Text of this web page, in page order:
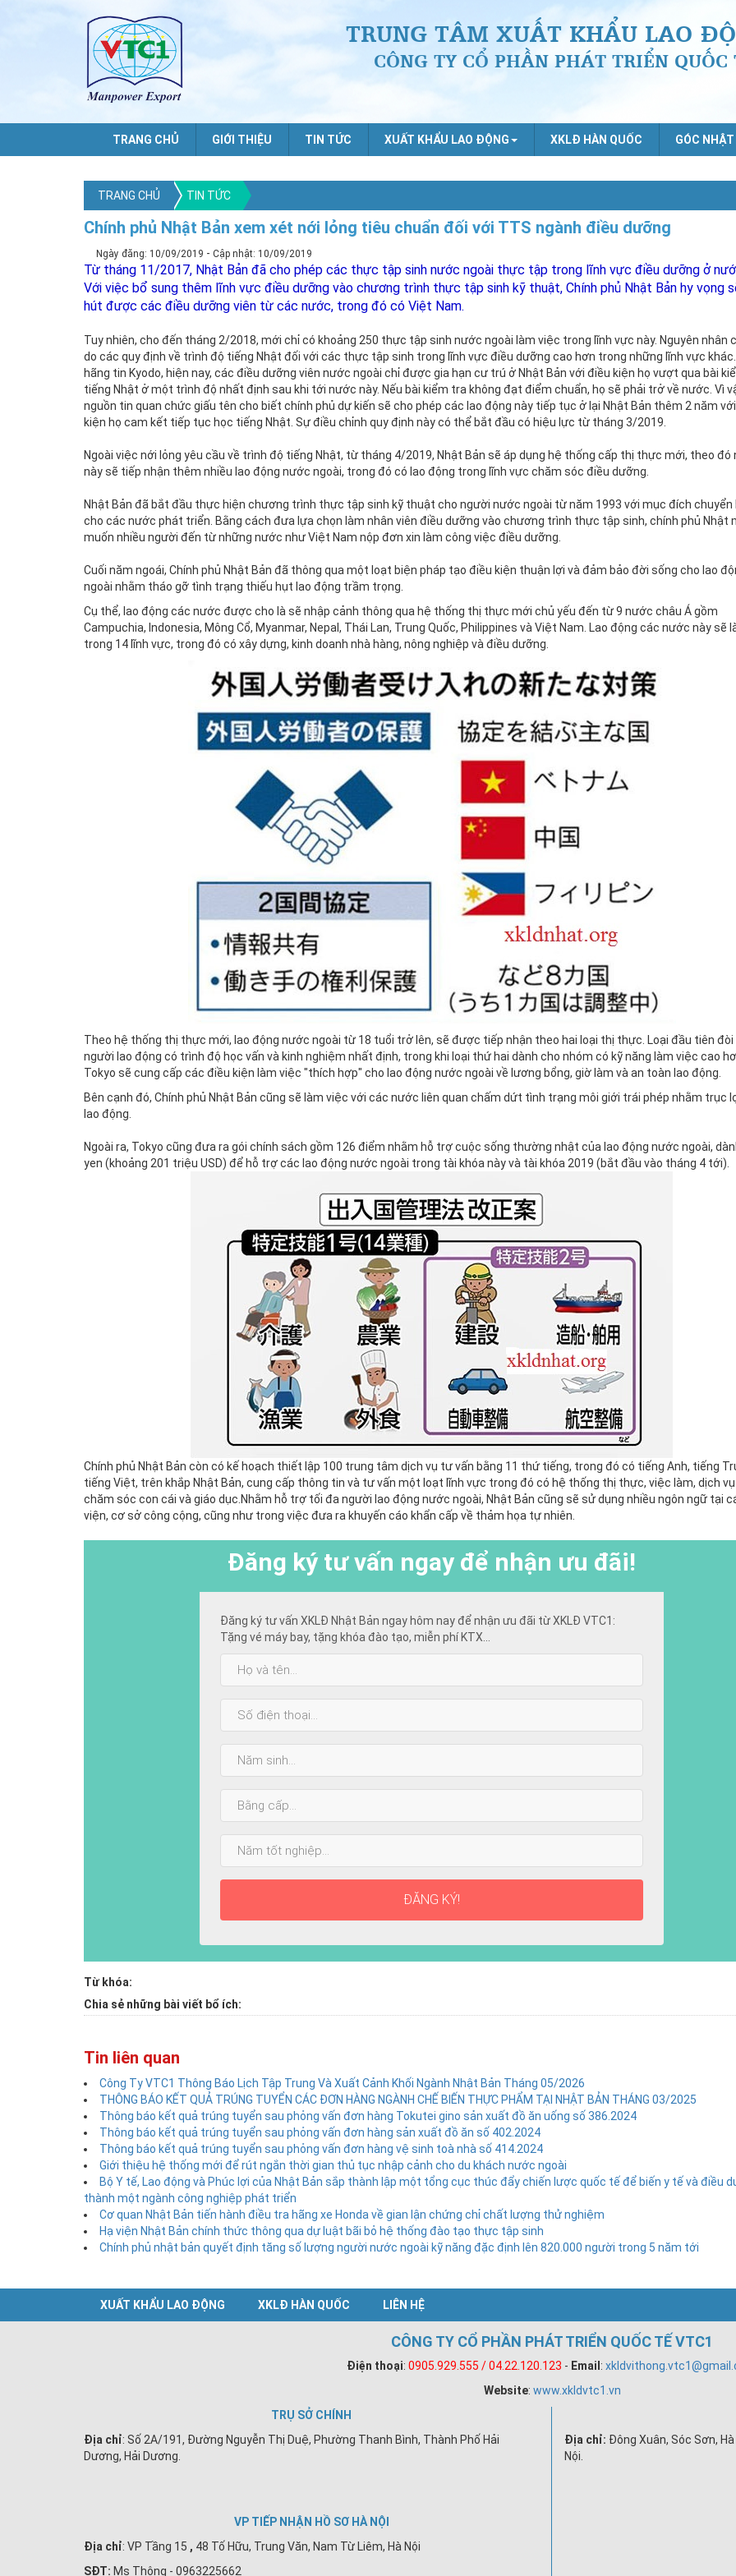
TRUNG TÂM XUẤT KHẨU LAO
CÔNG TY CỔ PHẦN PHÁT TRIỂN QUỐC
TRANG CHỦ GIỚI THIỆU TIN TỨC XUẤT KHẨU LAO ĐỘNG XKLĐ HÀN QUỐC GÓC NHẬT
TRANG CHỦ TIN TỨC
Chính phủ Nhật Bản xem xét nới lỏng tiêu chuẩn đối với TTS ngành điều dưỡng
Ngày đăng: 10/09/2019 - Cập nhật: 10/09/2019
Từ tháng 11/2017, Nhật Bản đã cho phép các thực tập sinh nước ngoài thực tập trong lĩnh vực điều dưỡng ở
Với việc bổ sung thêm lĩnh vực điều dưỡng vào chương trình thực tập sinh kỹ thuật, Chính phủ Nhật Bản hy vọng
hút được các điều dưỡng viên từ các nước, trong đó có Việt Nam.
Tuy nhiên, cho đến tháng 2/2018, mới chỉ có khoảng 250 thực tập sinh nước ngoài làm việc trong lĩnh vực này. Nguyên nhân
do các quy định về trình độ tiếng Nhật đối với các thực tập sinh trong lĩnh vực điều dưỡng cao hơn trong những lĩnh vực
hãng tin Kyodo, hiện nay, các điều dưỡng viên nước ngoài chỉ được gia hạn cư trú ở Nhật Bản với điều kiện họ vượt qua bài
tiếng Nhật ở một trình độ nhất định sau khi tới nước này. Nếu bài kiểm tra không đạt điểm chuẩn, họ sẽ phải trở về nước. Vì
nguồn tin quan chức giấu tên cho biết chính phủ dự kiến sẽ cho phép các lao động này tiếp tục ở lại Nhật Bản thêm 2 năm
kiện họ cam kết tiếp tục học tiếng Nhật. Sự điều chỉnh quy định này có thể bắt đầu có hiệu lực từ tháng 3/2019.
Ngoài việc nới lỏng yêu cầu về trình độ tiếng Nhật, từ tháng 4/2019, Nhật Bản sẽ áp dụng hệ thống cấp thị thực mới, theo đó
này sẽ tiếp nhận thêm nhiều lao động nước ngoài, trong đó có lao động trong lĩnh vực chăm sóc điều dưỡng.
Nhật Bản đã bắt đầu thực hiện chương trình thực tập sinh kỹ thuật cho người nước ngoài từ năm 1993 với mục đích chuyển
cho các nước phát triển. Bằng cách đưa lựa chọn làm nhân viên điều dưỡng vào chương trình thực tập sinh, chính phủ Nhật
muốn nhiều người đến từ những nước như Việt Nam nộp đơn xin làm công việc điều dưỡng.
Cuối năm ngoái, Chính phủ Nhật Bản đã thông qua một loạt biện pháp tạo điều kiện thuận lợi và đảm bảo đời sống cho lao
ngoài nhằm tháo gỡ tình trạng thiếu hụt lao động trầm trọng.
Cụ thể, lao động các nước được cho là sẽ nhập cảnh thông qua hệ thống thị thực mới chủ yếu đến từ 9 nước châu Á gồm
Campuchia, Indonesia, Mông Cổ, Myanmar, Nepal, Thái Lan, Trung Quốc, Philippines và Việt Nam. Lao động các nước này sẽ
trong 14 lĩnh vực, trong đó có xây dựng, kinh doanh nhà hàng, nông nghiệp và điều dưỡng.
Theo hệ thống thị thực mới, lao động nước ngoài từ 18 tuổi trở lên, sẽ được tiếp nhận theo hai loại thị thực. Loại đầu tiên đòi
người lao động có trình độ học vấn và kinh nghiệm nhất định, trong khi loại thứ hai dành cho nhóm có kỹ năng làm việc cao
Tokyo sẽ cung cấp các điều kiện làm việc "thích hợp" cho lao động nước ngoài về lương bổng, giờ làm và an toàn lao động.
Bên cạnh đó, Chính phủ Nhật Bản cũng sẽ làm việc với các nước liên quan chấm dứt tình trạng môi giới trái phép nhằm trục
lao động.
Ngoài ra, Tokyo cũng đưa ra gói chính sách gồm 126 điểm nhằm hỗ trợ cuộc sống thường nhật của lao động nước ngoài,
yen (khoảng 201 triệu USD) để hỗ trợ các lao động nước ngoài trong tài khóa này và tài khóa 2019 (bắt đầu vào tháng 4 tới).
Chính phủ Nhật Bản còn có kế hoạch thiết lập 100 trung tâm dịch vụ tư vấn bằng 11 thứ tiếng, trong đó có tiếng Anh, tiếng
tiếng Việt, trên khắp Nhật Bản, cung cấp thông tin và tư vấn một loạt lĩnh vực trong đó có hệ thống thị thực, việc làm, dịch vụ
chăm sóc con cái và giáo dục.Nhằm hỗ trợ tối đa người lao động nước ngoài, Nhật Bản cũng sẽ sử dụng nhiều ngôn ngữ tại
viện, cơ sở công cộng, cũng như trong việc đưa ra khuyến cáo khẩn cấp về thảm họa tự nhiên.
Đăng ký tư vấn ngay để nhận ưu đãi!
Đăng ký tư vấn XKLĐ Nhật Bản ngay hôm nay để nhận ưu đãi từ XKLĐ VTC1:
Tặng vé máy bay, tặng khóa đào tạo, miễn phí KTX...
sinh:
cấp
nhất:
ĐĂNG KÝ!
Từ khóa:
Chia sẻ những bài viết bổ ích:
Tin liên quan
Công Ty VTC1 Thông Báo Lịch Tập Trung Và Xuất Cảnh Khối Ngành Nhật Bản Tháng 05/2026
THÔNG BÁO KẾT QUẢ TRÚNG TUYỂN CÁC ĐƠN HÀNG NGÀNH CHẾ BIẾN THỰC PHẨM TẠI NHẬT BẢN THÁNG 03/2025
Thông báo kết quả trúng tuyển sau phỏng vấn đơn hàng Tokutei gino sản xuất đồ ăn uống số 386.2024
Thông báo kết quả trúng tuyển sau phỏng vấn đơn hàng sản xuất đồ ăn số 402.2024
Thông báo kết quả trúng tuyển sau phỏng vấn đơn hàng vệ sinh toà nhà số 414.2024
Giới thiệu hệ thống mới để rút ngắn thời gian thủ tục nhập cảnh cho du khách nước ngoài
Bộ Y tế, Lao động và Phúc lợi của Nhật Bản sắp thành lập một tổng cục thúc đẩy chiến lược quốc tế để biến y tế và điều
thành một ngành công nghiệp phát triển
Cơ quan Nhật Bản tiến hành điều tra hãng xe Honda về gian lận chứng chỉ chất lượng thử nghiệm
Hạ viện Nhật Bản chính thức thông qua dự luật bãi bỏ hệ thống đào tạo thực tập sinh
Chính phủ nhật bản quyết định tăng số lượng người nước ngoài kỹ năng đặc định lên 820.000 người trong 5 năm tới
XUẤT KHẨU LAO ĐỘNG XKLĐ HÀN QUỐC LIÊN HỆ
CÔNG TY CỔ PHẦN PHÁT TRIỂN QUỐC TẾ VTC1
Điện thoại: 0905.929.555 / 04.22.120.123 - Email :
Website: www.xkldvtc1.vn
TRỤ SỞ CHÍNH
Địa chỉ: Số 2A/191, Đường Nguyễn Thị Duệ, Phường Thanh Bình, Thành Phố Hải
Dương, Hải Dương.
Địa chỉ: Đông Xuân, Sóc Sơn,
Nội.
VP TIẾP NHẬN HỒ SƠ HÀ NỘI
Địa chỉ: VP Tầng 15 , 48 Tố Hữu, Trung Văn, Nam Từ Liêm, Hà Nội
SĐT: Ms Thông - 0963225662